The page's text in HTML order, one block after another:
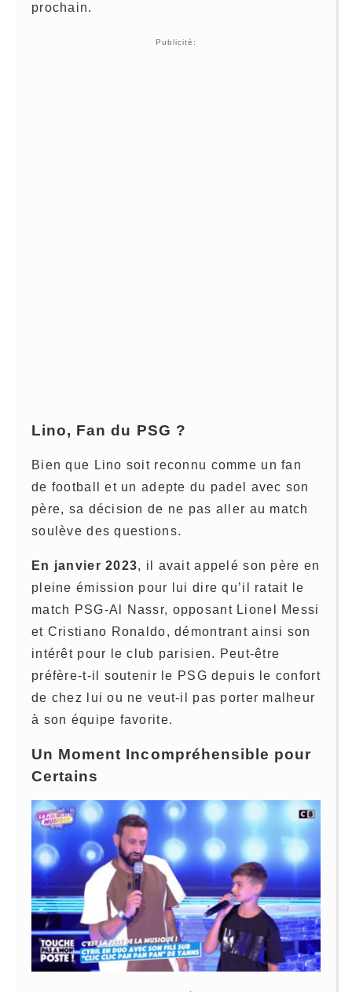
prochain.
Publicité:
Lino, Fan du PSG ?
Bien que Lino soit reconnu comme un fan
de football et un adepte du padel avec son
père, sa décision de ne pas aller au match
soulève des questions.
En janvier 2023, il avait appelé son père en
pleine émission pour lui dire qu’il ratait le
match PSG-Al Nassr, opposant Lionel Messi
et Cristiano Ronaldo, démontrant ainsi son
intérêt pour le club parisien. Peut-être
préfère-t-il soutenir le PSG depuis le confort
de chez lui ou ne veut-il pas porter malheur
à son équipe favorite.
Un Moment Incompréhensible pour
Certains